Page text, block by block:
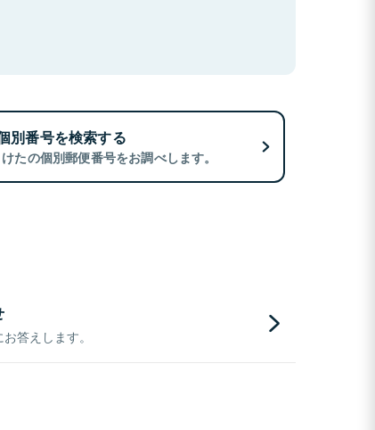
別番号を検索する
たの個別郵便番号をお調べします。
答えします。